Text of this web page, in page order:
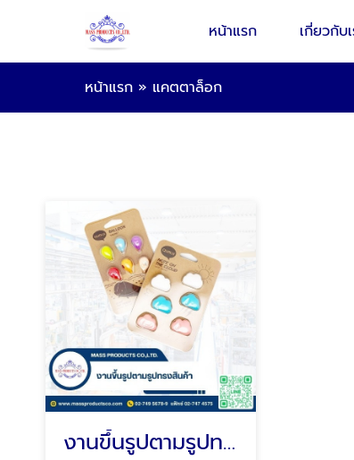
หน้าแรก เกี่ยวกับ
หน้าแรก » แคตตาล็อก
งานขึ้นรูปตามรูปทรงสินค้า